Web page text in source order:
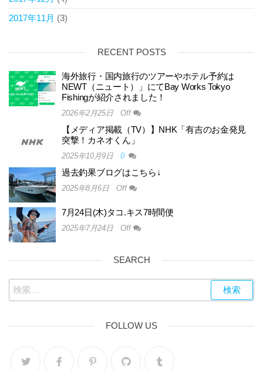
2017年11月 (3)
RECENT POSTS
海外旅行・国内旅行のツアーやホテル予約は
NEWT（ニュート）」にてBay Works Tokyo
Fishingが紹介されました！
2026年2月25日 Off
【メディア掲載（TV）】NHK「有吉のお金発見
突撃！カネオくん」
2025年10月9日 0
過去釣果ブログはこちら↓
2025年8月6日 Off
7月24日(木)タコ.キス7時間便
2025年7月24日 Off
SEARCH
FOLLOW US